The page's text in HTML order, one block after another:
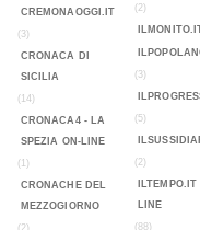
CREMONAOGGI.IT
(3)
CRONACA DI
SICILIA
(14)
CRONACA4 - LA
SPEZIA ON-LINE
(1)
CRONACHE DEL
MEZZOGIORNO
(2)
(3)
(5)
(2)
LINE
(88)